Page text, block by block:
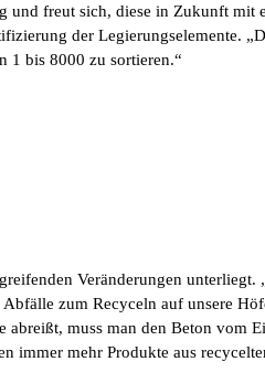
und freut sich, diese in Zukunft
der Legierungselemente.
1 bis 8000 zu sortieren.“
Veränderungen
zum Recyceln auf unsere
muss man den Beton
immer mehr Produkte aus